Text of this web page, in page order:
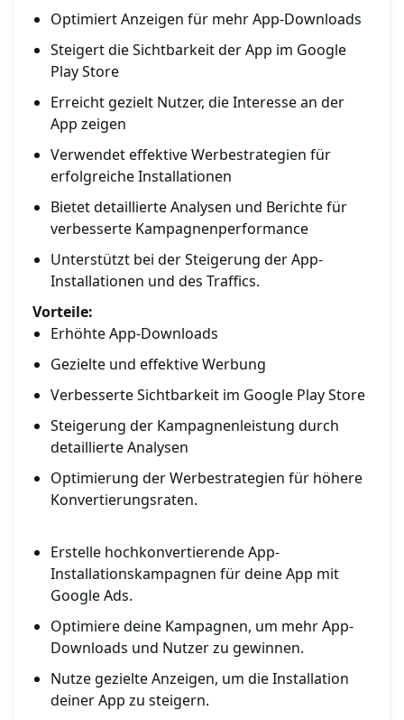
Optimiert Anzeigen für mehr App-Downloads
Steigert die Sichtbarkeit der App im Google
Play Store
Erreicht gezielt Nutzer, die Interesse an der
App zeigen
Verwendet effektive Werbestrategien für
erfolgreiche Installationen
Bietet detaillierte Analysen und Berichte für
verbesserte Kampagnenperformance
Unterstützt bei der Steigerung der App-
Installationen und des Traffics.
Vorteile:
Erhöhte App-Downloads
Gezielte und effektive Werbung
Verbesserte Sichtbarkeit im Google Play Store
Steigerung der Kampagnenleistung durch
detaillierte Analysen
Optimierung der Werbestrategien für höhere
Konvertierungsraten.
Erstelle hochkonvertierende App-
Installationskampagnen für deine App mit
Google Ads.
Optimiere deine Kampagnen, um mehr App-
Downloads und Nutzer zu gewinnen.
Nutze gezielte Anzeigen, um die Installation
deiner App zu steigern.